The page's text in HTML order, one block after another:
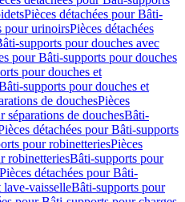
Pièces détachées pour Bâti-
pour urinoirsPièces détachées
supports pour douches avec
pour Bâti-supports pour douches
pour douches et
supports pour douches et
de douchesPièces
séparations de douchesBâti-
détachées pour Bâti-supports
pour robinetteriesPièces
robinetteriesBâti-supports pour
Pièces détachées pour Bâti-
lave-vaisselleBâti-supports pour